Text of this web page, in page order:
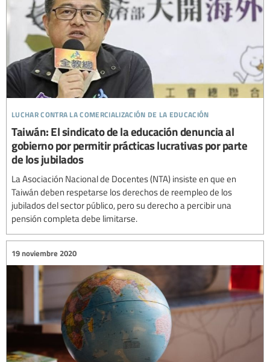
luchar contra la comercialización de la educación
Taiwán: El sindicato de la educación denuncia al
gobierno por permitir prácticas lucrativas por parte
de los jubilados
La Asociación Nacional de Docentes (NTA) insiste en que en
Taiwán deben respetarse los derechos de reempleo de los
jubilados del sector público, pero su derecho a percibir una
pensión completa debe limitarse.
19 noviembre 2020